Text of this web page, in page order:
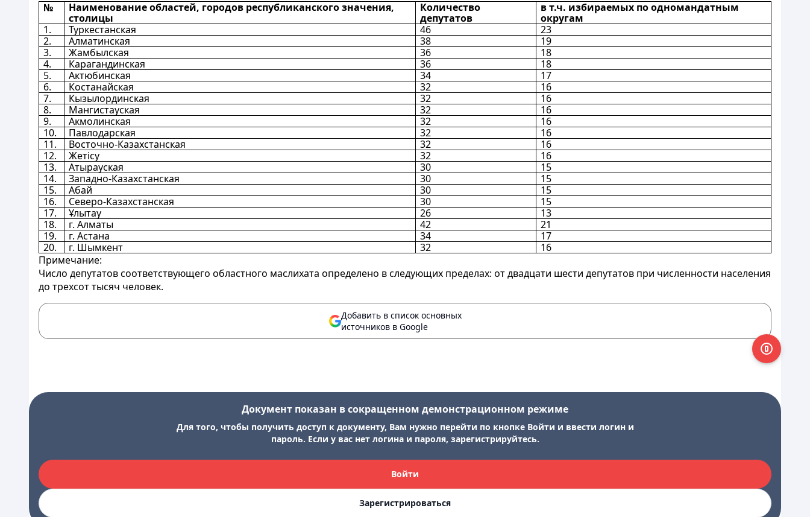
№
Наименование областей, городов республиканского значения,
столицы
Количество
депутатов
в т.ч. избираемых по одномандатным
округам
1.
Туркестанская 46
23
2.
Алматинская 38
19
3.
Жамбылская 36
18
4.
Карагандинская 36
18
5.
Актюбинская 34
17
6.
Костанайская 32
16
7.
Кызылординская 32
16
8.
Мангистауская 32
16
9.
Акмолинская 32
16
10.
Павлодарская 32
16
11.
Восточно-Казахстанская 32
16
12.
Жетісу 32
16
13.
Атырауская 30
15
14.
Западно-Казахстанская 30
15
15.
Абай 30
15
16.
Северо-Казахстанская 30
15
17.
Ұлытау 26
13
18.
г. Алматы 42
21
19.
г. Астана 34
17
20.
г. Шымкент 32
16
Примечание:
Число депутатов соответствующего областного маслихата определено в следующих пределах: от двадцати шести депутатов при численности населения
до трехсот тысяч человек.
Добавить в список основных
источников в Google
Документ показан в сокращенном демонстрационном режиме
Для того, чтобы получить доступ к документу, Вам нужно перейти по кнопке Войти и ввести логин и
пароль. Если у вас нет логина и пароля, зарегистрируйтесь.
Войти
Зарегистрироваться